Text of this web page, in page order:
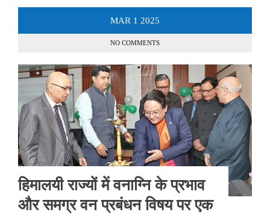
MAR 1 2025
NO COMMENTS
हिमालयी राज्यों में वनाग्नि के प्रभाव
और समग्र वन प्रबंधन विषय पर एक